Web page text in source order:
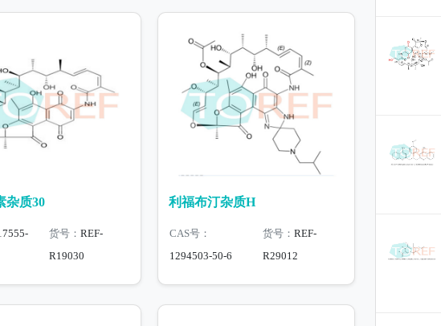
杂质30
货号： REF-
R19030
利福布汀杂质H
CAS号：
1294503-50-6
货号： REF-
R29012